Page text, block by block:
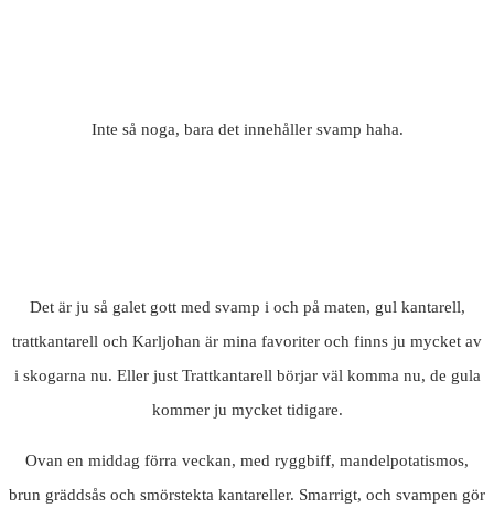
Inte så noga, bara det innehåller svamp haha.
Det är ju så galet gott med svamp i och på maten, gul kantarell,
trattkantarell och Karljohan är mina favoriter och finns ju mycket av
i skogarna nu. Eller just Trattkantarell börjar väl komma nu, de gula
kommer ju mycket tidigare.
Ovan en middag förra veckan, med ryggbiff, mandelpotatismos,
brun gräddsås och smörstekta kantareller. Smarrigt, och svampen gör